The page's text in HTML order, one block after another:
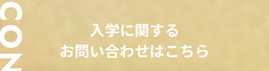
入学に関する
お問い合わせはこちら